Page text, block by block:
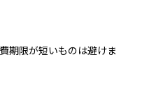
期限が短いものは避けま